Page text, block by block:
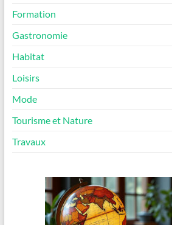
Formation
Gastronomie
Habitat
Loisirs
Mode
Tourisme et Nature
Travaux